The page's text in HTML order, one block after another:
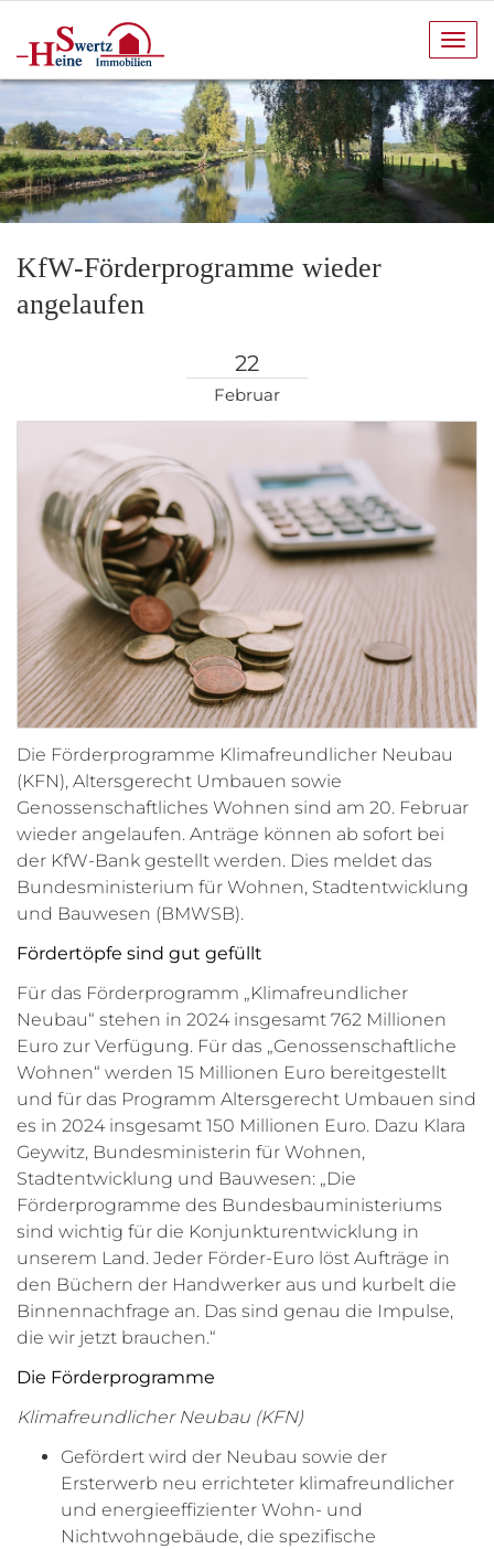
KfW-Förderprogramme wieder
angelaufen
22
Februar
Die Förderprogramme Klimafreundlicher Neubau
(KFN), Altersgerecht Umbauen sowie
Genossenschaftliches Wohnen sind am 20. Februar
wieder angelaufen. Anträge können ab sofort bei
der KfW-Bank gestellt werden. Dies meldet das
Bundesministerium für Wohnen, Stadtentwicklung
und Bauwesen (BMWSB).
Fördertöpfe sind gut gefüllt
Für das Förderprogramm „Klimafreundlicher
Neubau“ stehen in 2024 insgesamt 762 Millionen
Euro zur Verfügung. Für das „Genossenschaftliche
Wohnen“ werden 15 Millionen Euro bereitgestellt
und für das Programm Altersgerecht Umbauen sind
es in 2024 insgesamt 150 Millionen Euro. Dazu Klara
Geywitz, Bundesministerin für Wohnen,
Stadtentwicklung und Bauwesen: „Die
Förderprogramme des Bundesbauministeriums
sind wichtig für die Konjunkturentwicklung in
unserem Land. Jeder Förder-Euro löst Aufträge in
den Büchern der Handwerker aus und kurbelt die
Binnennachfrage an. Das sind genau die Impulse,
die wir jetzt brauchen.“
Die Förderprogramme
Klimafreundlicher Neubau (KFN)
Gefördert wird der Neubau sowie der
Ersterwerb neu errichteter klimafreundlicher
und energieeffizienter Wohn- und
Nichtwohngebäude, die spezifische